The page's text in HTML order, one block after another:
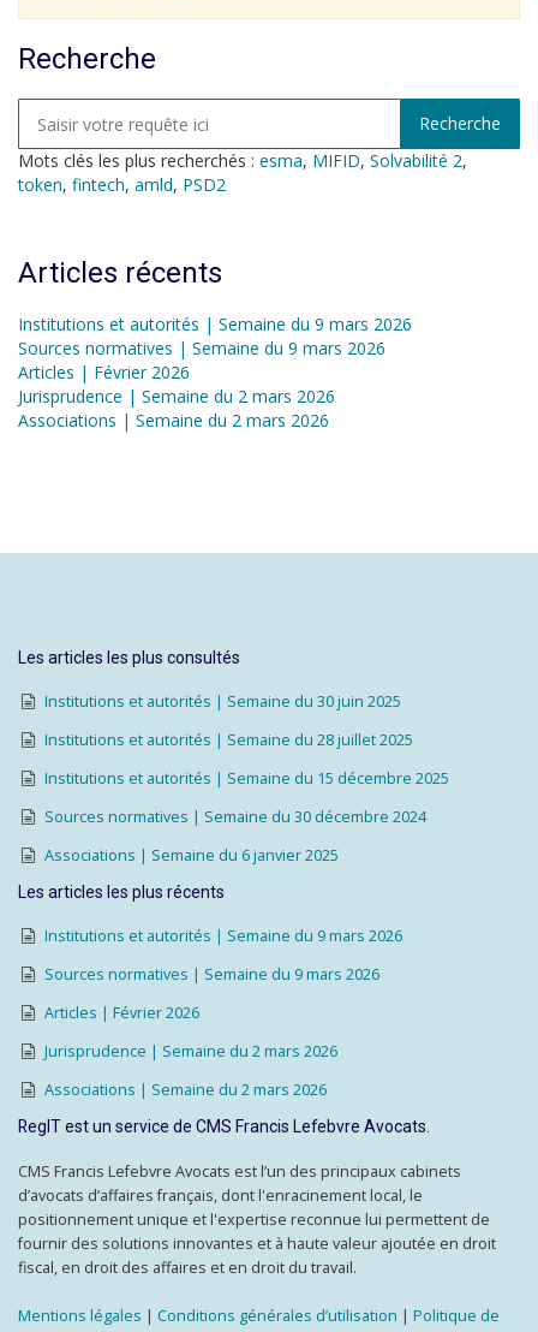
Recherche
Mots clés les plus recherchés : esma, MIFID, Solvabilité 2,
token, fintech, amld, PSD2
Articles récents
Institutions et autorités | Semaine du 9 mars 2026
Sources normatives | Semaine du 9 mars 2026
Articles | Février 2026
Jurisprudence | Semaine du 2 mars 2026
Associations | Semaine du 2 mars 2026
Les articles les plus consultés
Institutions et autorités | Semaine du 30 juin 2025
Institutions et autorités | Semaine du 28 juillet 2025
Institutions et autorités | Semaine du 15 décembre 2025
Sources normatives | Semaine du 30 décembre 2024
Associations | Semaine du 6 janvier 2025
Les articles les plus récents
Institutions et autorités | Semaine du 9 mars 2026
Sources normatives | Semaine du 9 mars 2026
Articles | Février 2026
Jurisprudence | Semaine du 2 mars 2026
Associations | Semaine du 2 mars 2026
RegIT est un service de CMS Francis Lefebvre Avocats.
CMS Francis Lefebvre Avocats est l’un des principaux cabinets
d’avocats d’affaires français, dont l'enracinement local, le
positionnement unique et l'expertise reconnue lui permettent de
fournir des solutions innovantes et à haute valeur ajoutée en droit
fiscal, en droit des affaires et en droit du travail.
Mentions légales | Conditions générales d’utilisation | Politique de